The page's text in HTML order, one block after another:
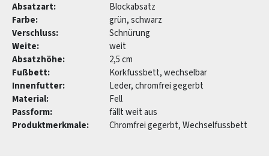
Absatzart:
Blockabsatz
Farbe:
grün, schwarz
Verschluss:
Schnürung
Weite:
weit
Absatzhöhe:
2,5 cm
Fußbett:
Korkfussbett, wechselbar
Innenfutter:
Leder, chromfrei gegerbt
Material:
Fell
Passform:
fällt weit aus
Produktmerkmale:
Chromfrei gegerbt, Wechselfussbett